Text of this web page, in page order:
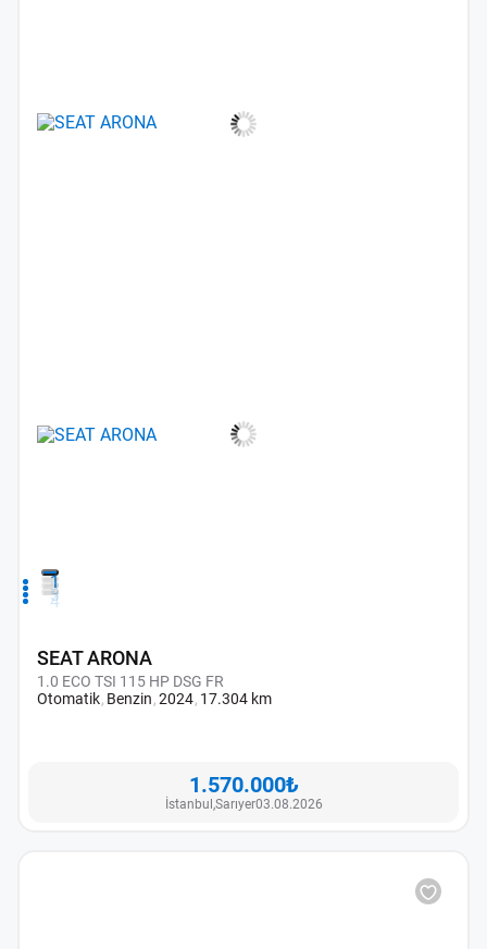
1
2
3
4
SEAT ARONA
1.0 ECO TSI 115 HP DSG FR
Otomatik Benzin2024 17.304 km
1.570.000₺
İstanbul,Sarıyer03.08.2026